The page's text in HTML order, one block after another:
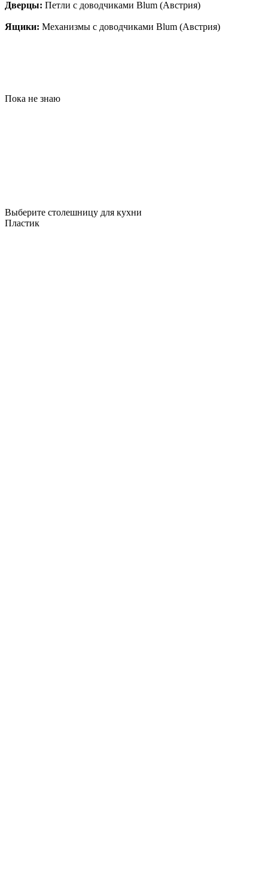
Дверцы: Петли с доводчиками Blum (Австрия)
Ящики: Механизмы с доводчиками Blum (Австрия)
Пока не знаю
Выберите столешницу для кухни
Пластик